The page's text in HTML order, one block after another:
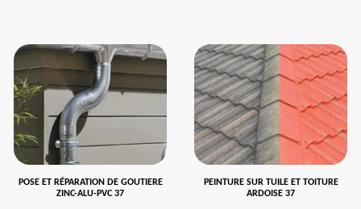
POSE ET RÉPARATION DE GOUTIERE
ZINC-ALU-PVC 37
PEINTURE SUR TUILE ET TOITURE
ARDOISE 37